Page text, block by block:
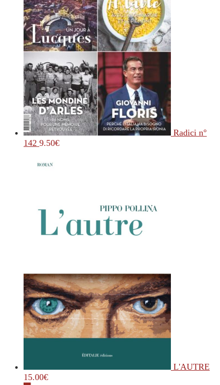
Radici n°
142 9.50€
L'AUTRE
15.00€